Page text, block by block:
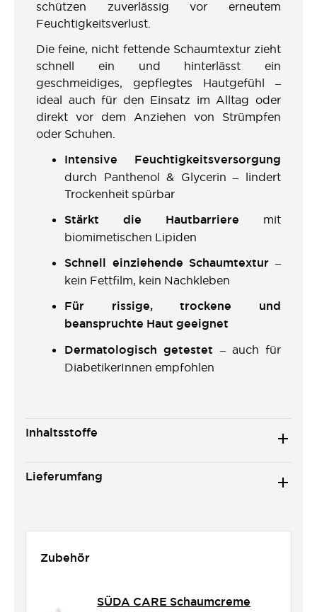
schützen zuverlässig vor erneutem
Feuchtigkeitsverlust.
Die feine, nicht fettende Schaumtextur zieht
schnell ein und hinterlässt ein
geschmeidiges, gepflegtes Hautgefühl –
ideal auch für den Einsatz im Alltag oder
direkt vor dem Anziehen von Strümpfen
oder Schuhen.
Intensive Feuchtigkeitsversorgung
durch Panthenol & Glycerin – lindert
Trockenheit spürbar
Stärkt die Hautbarriere mit
biomimetischen Lipiden
Schnell einziehende Schaumtextur –
kein Fettfilm, kein Nachkleben
Für rissige, trockene und
beanspruchte Haut geeignet
Dermatologisch getestet – auch für
DiabetikerInnen empfohlen
Inhaltsstoffe
Lieferumfang
Zubehör
SÜDA CARE Schaumcreme